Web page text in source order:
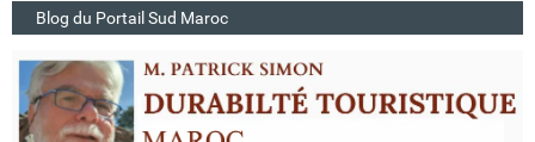
Blog du Portail Sud Maroc